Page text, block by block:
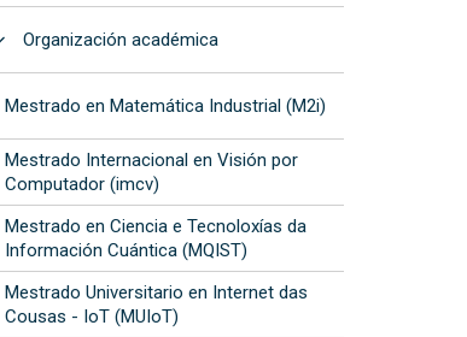
Abrir
Organización académica
Mestrado en Matemática Industrial (M2i)
Mestrado Internacional en Visión por
Computador (imcv)
Abrir
Mestrado en Ciencia e Tecnoloxías da
Información Cuántica (MQIST)
Abrir
Mestrado Universitario en Internet das
Cousas - IoT (MUIoT)